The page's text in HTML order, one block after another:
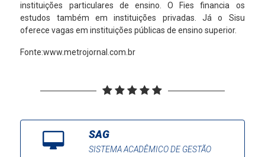
instituições particulares de ensino. O Fies financia os
estudos também em instituições privadas. Já o Sisu
oferece vagas em instituições públicas de ensino superior.
Fonte:www.metrojornal.com.br
SAG
SISTEMA ACADÊMICO DE GESTÃO